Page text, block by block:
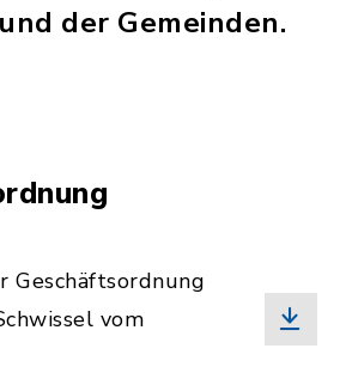
der Gemeinden.
Geschäftsordnung
vom